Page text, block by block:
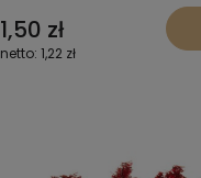
1,50 zł
1,22 zł